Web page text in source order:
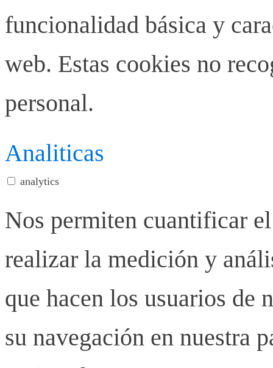
funcionalidad básica y
web. Estas cookies no
personal.
Analiticas
analytics
Nos permiten cuantificar
realizar la medición y
que hacen los usuarios de
su navegación en nuestra